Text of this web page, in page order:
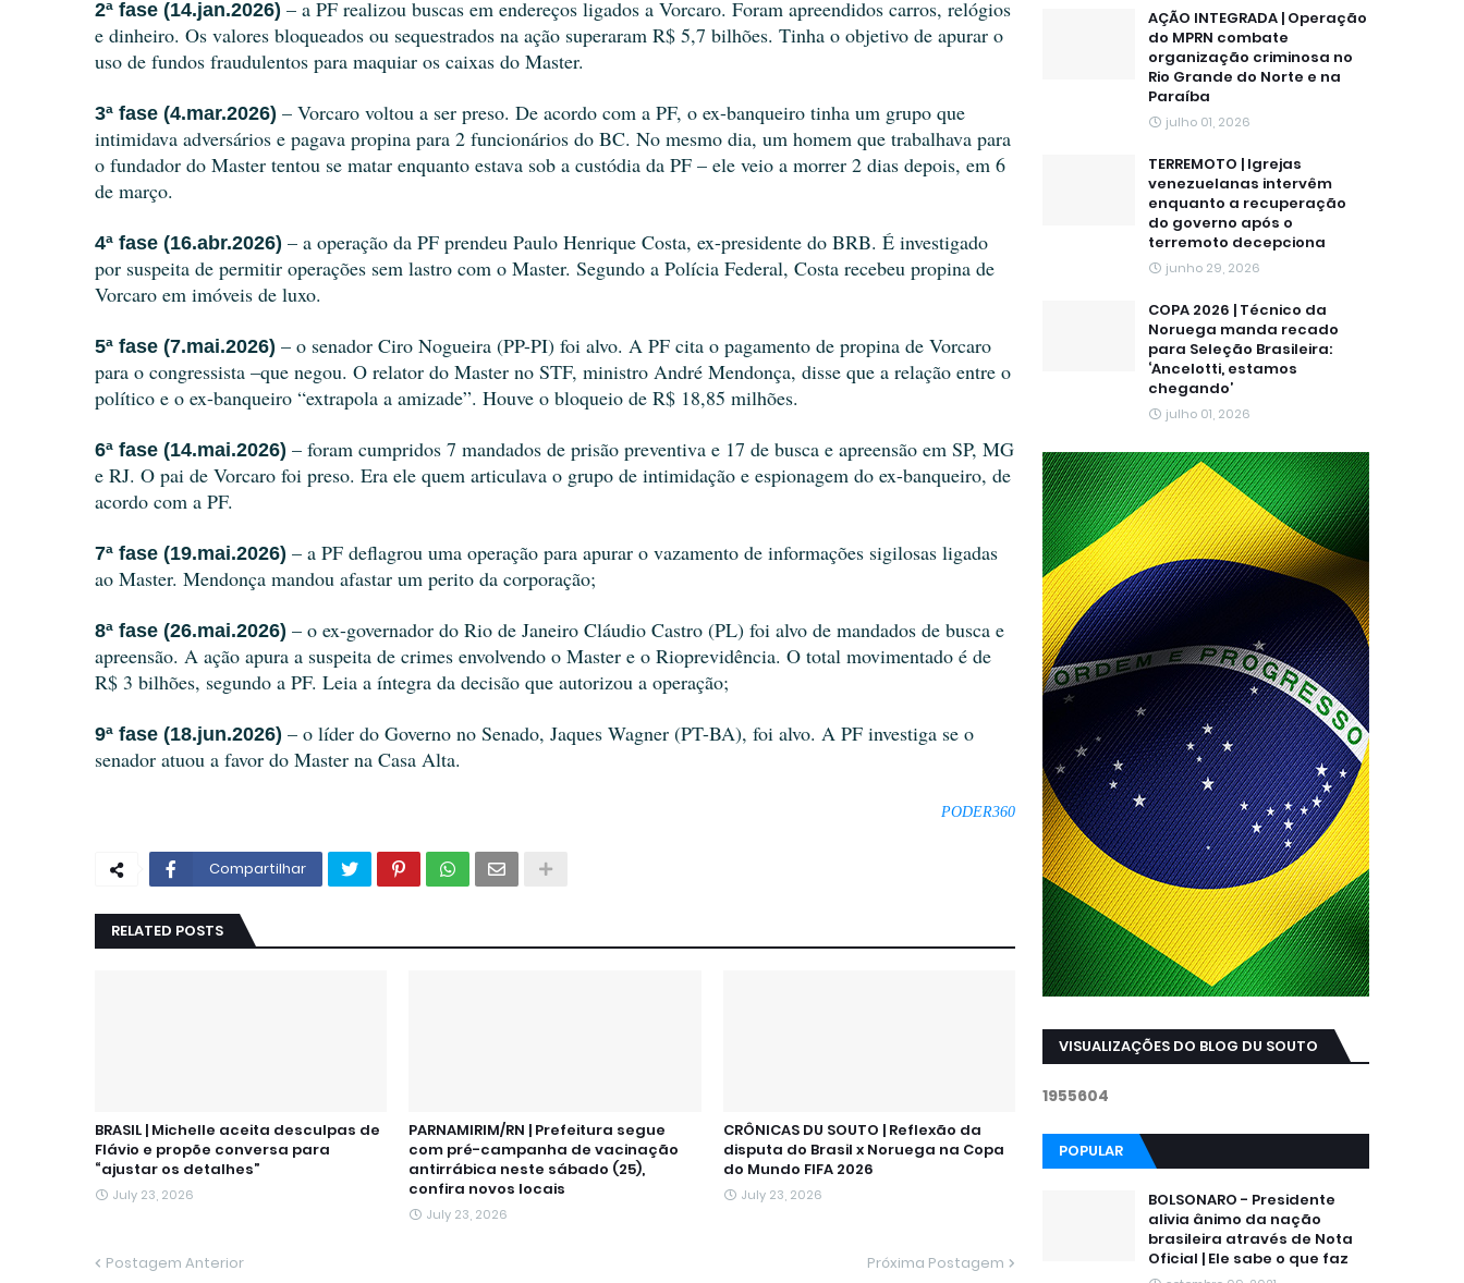
2ª fase (14.jan.2026) – a PF realizou buscas em endereços ligados a Vorcaro. Foram apreendidos carros, relógios
e dinheiro. Os valores bloqueados ou sequestrados na ação superaram R$ 5,7 bilhões. Tinha o objetivo de apurar o
uso de fundos fraudulentos para maquiar os caixas do Master.
3ª fase (4.mar.2026) – Vorcaro voltou a ser preso. De acordo com a PF, o ex-banqueiro tinha um grupo que
intimidava adversários e pagava propina para 2 funcionários do BC. No mesmo dia, um homem que trabalhava para
o fundador do Master tentou se matar enquanto estava sob a custódia da PF – ele veio a morrer 2 dias depois, em 6
de março.
4ª fase (16.abr.2026) – a operação da PF prendeu Paulo Henrique Costa, ex-presidente do BRB. É investigado
por suspeita de permitir operações sem lastro com o Master. Segundo a Polícia Federal, Costa recebeu propina de
Vorcaro em imóveis de luxo.
5ª fase (7.mai.2026) – o senador Ciro Nogueira (PP-PI) foi alvo. A PF cita o pagamento de propina de Vorcaro
para o congressista –que negou. O relator do Master no STF, ministro André Mendonça, disse que a relação entre o
político e o ex-banqueiro “extrapola a amizade”. Houve o bloqueio de R$ 18,85 milhões.
6ª fase (14.mai.2026) – foram cumpridos 7 mandados de prisão preventiva e 17 de busca e apreensão em SP, MG
e RJ. O pai de Vorcaro foi preso. Era ele quem articulava o grupo de intimidação e espionagem do ex-banqueiro, de
acordo com a PF.
7ª fase (19.mai.2026) – a PF deflagrou uma operação para apurar o vazamento de informações sigilosas ligadas
ao Master. Mendonça mandou afastar um perito da corporação;
8ª fase (26.mai.2026) – o ex-governador do Rio de Janeiro Cláudio Castro (PL) foi alvo de mandados de busca e
apreensão. A ação apura a suspeita de crimes envolvendo o Master e o Rioprevidência. O total movimentado é de
R$ 3 bilhões, segundo a PF. Leia a íntegra da decisão que autorizou a operação;
9ª fase (18.jun.2026) – o líder do Governo no Senado, Jaques Wagner (PT-BA), foi alvo. A PF investiga se o
senador atuou a favor do Master na Casa Alta.
PODER360
Compartilhar
RELATED POSTS
BRASIL | Michelle aceita desculpas de
Flávio e propõe conversa para
“ajustar os detalhes”
July 23, 2026
PARNAMIRIM/RN | Prefeitura segue
com pré-campanha de vacinação
antirrábica neste sábado (25),
confira novos locais
July 23, 2026
CRÔNICAS DU SOUTO | Reflexão da
disputa do Brasil x Noruega na Copa
do Mundo FIFA 2026
July 23, 2026
Postagem Anterior Próxima Postagem
AÇÃO INTEGRADA | Operação
do MPRN combate
organização criminosa no
Rio Grande do Norte e na
Paraíba
julho 01, 2026
TERREMOTO | Igrejas
venezuelanas intervêm
enquanto a recuperação
do governo após o
terremoto decepciona
junho 29, 2026
COPA 2026 | Técnico da
Noruega manda recado
para Seleção Brasileira:
‘Ancelotti, estamos
chegando’
julho 01, 2026
VISUALIZAÇÕES DO BLOG DU SOUTO
1955604
POPULAR
BOLSONARO - Presidente
alivia ânimo da nação
brasileira através de Nota
Oficial | Ele sabe o que faz